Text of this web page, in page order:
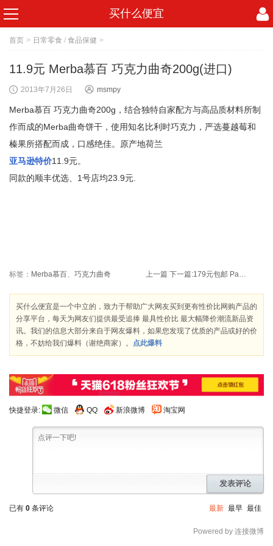
买什么便宜
首页 > 日常零食 / 食品保健 >
11.9元 Merba慕百 巧克力曲奇200g(进口)
2013年7月26日 msmpy
Merba慕百 巧克力曲奇200g，结合独特自家配方与高品质材料所制
作而成的Merba曲奇饼干，使用知名比利时巧克力，严选蔓越莓和
榛果所搭配而成，口感绝佳。原产地荷兰
亚马逊特价11.9元。
同款的顺丰优选、1号店均23.9元.
标签： Merba慕百、 巧克力曲奇 上一篇 下一篇: 179元包邮 Panasonic 松下 MC-CG321 袋型卧式吸尘器
买什么便宜是一个中立的，致力于帮助广大网友买到更有性价比网购产品的
分享平台，每天为网友们提供最受追捧 最具性价比 最大幅降价潮流新品资
讯。我们的信息大部分来自于网友爆料，如果您发现了优质的产品或好的价
格，不妨给我们爆料（谢绝商家）。 点此爆料
快捷登录: 微信 QQ 新浪微博 淘宝网
发表评论
已有 0 条评论 最新 最早 最佳
Powered by 连接微博